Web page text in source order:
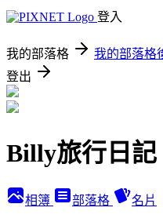
登入
我的部落格 我的部落格
登出
Billy旅行日記
相簿 部落格 名片